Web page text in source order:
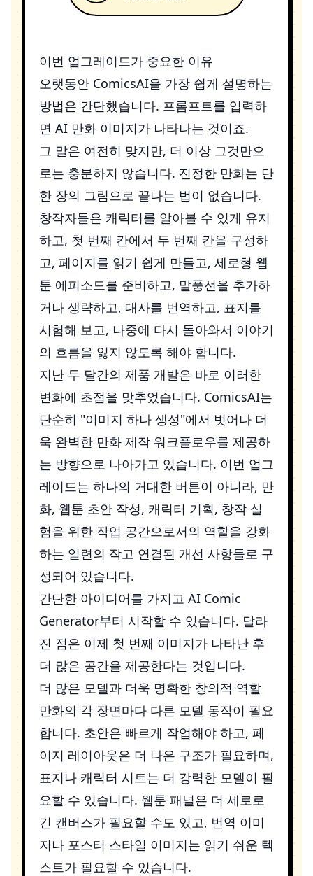
이번 업그레이드가 중요한 이유
오랫동안 ComicsAI을 가장 쉽게 설명하는
방법은 간단했습니다. 프롬프트를 입력하
면 AI 만화 이미지가 나타나는 것이죠.
그 말은 여전히 ​​맞지만, 더 이상 그것만으
로는 충분하지 않습니다. 진정한 만화는 단
한 장의 그림으로 끝나는 법이 없습니다.
창작자들은 캐릭터를 알아볼 수 있게 유지
하고, 첫 번째 칸에서 두 번째 칸을 구성하
고, 페이지를 읽기 쉽게 만들고, 세로형 웹
툰 에피소드를 준비하고, 말풍선을 추가하
거나 생략하고, 대사를 번역하고, 표지를
시험해 보고, 나중에 다시 돌아와서 이야기
의 흐름을 잃지 않도록 해야 합니다.
지난 두 달간의 제품 개발은 바로 이러한
변화에 초점을 맞추었습니다. ComicsAI는
단순히 "이미지 하나 생성"에서 벗어나 더
욱 완벽한 만화 제작 워크플로우를 제공하
는 방향으로 나아가고 있습니다. 이번 업그
레이드는 하나의 거대한 버튼이 아니라, 만
화, 웹툰 초안 작성, 캐릭터 기획, 창작 실
험을 위한 작업 공간으로서의 역할을 강화
하는 일련의 작고 연결된 개선 사항들로 구
성되어 있습니다.
간단한 아이디어를 가지고 AI Comic
Generator부터 시작할 수 있습니다. 달라
진 점은 이제 첫 번째 이미지가 나타난 후
더 많은 공간을 제공한다는 것입니다.
더 많은 모델과 더욱 명확한 창의적 역할
만화의 각 장면마다 다른 모델 동작이 필요
합니다. 초안은 빠르게 작업해야 하고, 페
이지 레이아웃은 더 나은 구조가 필요하며,
표지나 캐릭터 시트는 더 강력한 모델이 필
요할 수 있습니다. 웹툰 패널은 더 세로로
긴 캔버스가 필요할 수도 있고, 번역 이미
지나 포스터 스타일 이미지는 읽기 쉬운 텍
스트가 필요할 수 있습니다.